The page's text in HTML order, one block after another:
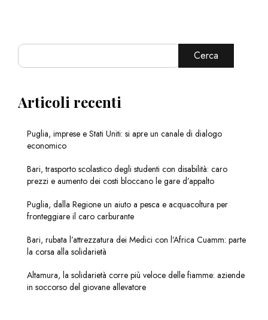
Cerca
Articoli recenti
Puglia, imprese e Stati Uniti: si apre un canale di dialogo
economico
Bari, trasporto scolastico degli studenti con disabilità: caro
prezzi e aumento dei costi bloccano le gare d’appalto
Puglia, dalla Regione un aiuto a pesca e acquacoltura per
fronteggiare il caro carburante
Bari, rubata l’attrezzatura dei Medici con l’Africa Cuamm: parte
la corsa alla solidarietà
Altamura, la solidarietà corre più veloce delle fiamme: aziende
in soccorso del giovane allevatore